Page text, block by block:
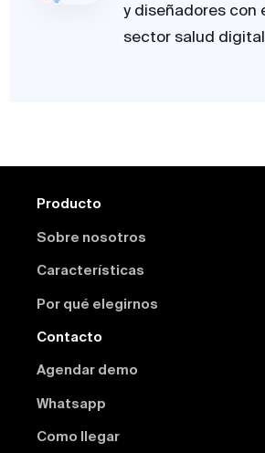
y diseñadores con
sector salud
Producto
Sobre nosotros
Características
Por qué elegirnos
Contacto
Agendar demo
Whatsapp
Como llegar